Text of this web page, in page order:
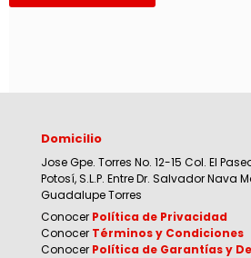
Domicilio
Jose Gpe. Torres No. 12-15 Col. El
Potosí, S.L.P. Entre Dr. Salvador Nava
Guadalupe Torres
Conocer Política de Privacidad
Conocer Términos y Condiciones
Conocer Política de Garantías y